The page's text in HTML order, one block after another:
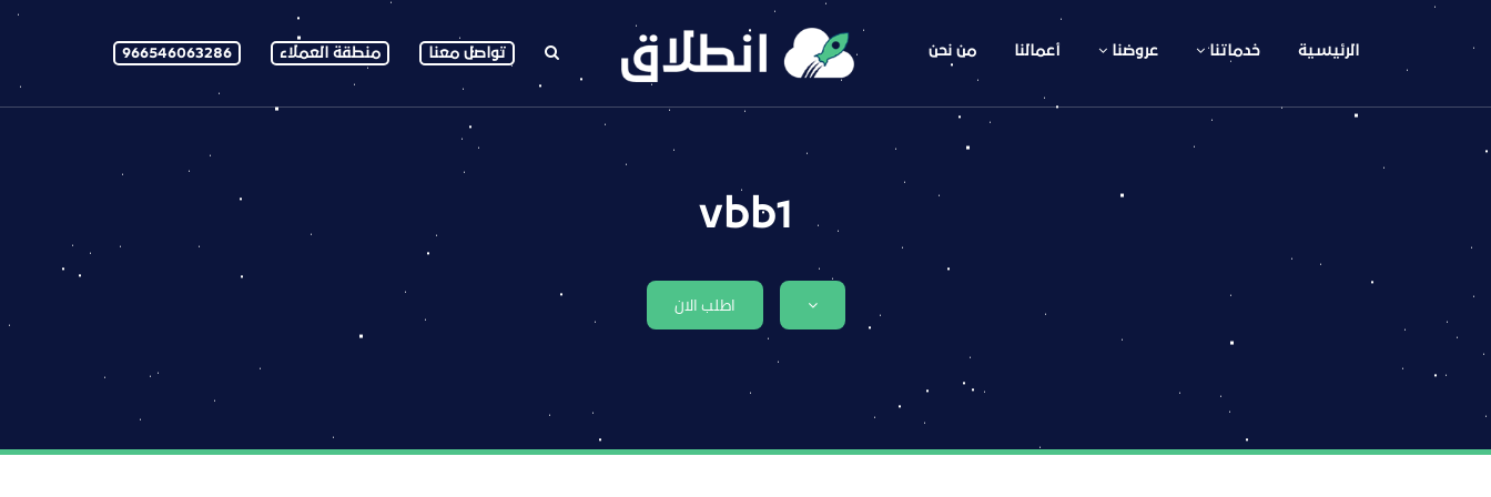
الرئيسية خدماتنا عروضنا أعمالنا من نحن تواصل معنا منطقة العملاء 966546063286
vbb1
اطلب الان